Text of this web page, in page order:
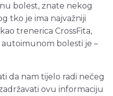
bolest, znate nekog
tko je ima najvažniji
trenerica CrossFita,
autoimunom bolesti je –
da nam tijelo radi nečeg
ovu informaciju